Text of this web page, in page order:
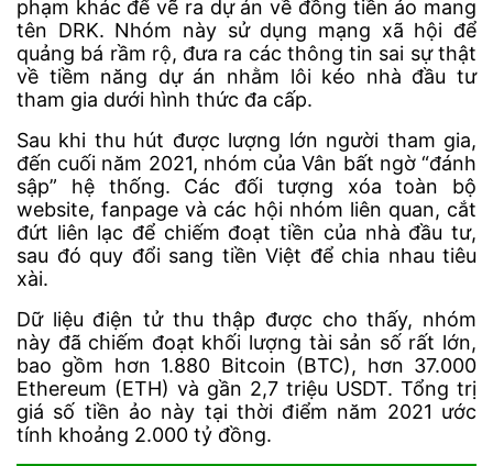
phạm khác để vẽ ra dự án về đồng tiền ảo mang
tên DRK. Nhóm này sử dụng mạng xã hội để
quảng bá rầm rộ, đưa ra các thông tin sai sự thật
về tiềm năng dự án nhằm lôi kéo nhà đầu tư
tham gia dưới hình thức đa cấp.
Sau khi thu hút được lượng lớn người tham gia,
đến cuối năm 2021, nhóm của Vân bất ngờ “đánh
sập” hệ thống. Các đối tượng xóa toàn bộ
website, fanpage và các hội nhóm liên quan, cắt
đứt liên lạc để chiếm đoạt tiền của nhà đầu tư,
sau đó quy đổi sang tiền Việt để chia nhau tiêu
xài.
Dữ liệu điện tử thu thập được cho thấy, nhóm
này đã chiếm đoạt khối lượng tài sản số rất lớn,
bao gồm hơn 1.880 Bitcoin (BTC), hơn 37.000
Ethereum (ETH) và gần 2,7 triệu USDT. Tổng trị
giá số tiền ảo này tại thời điểm năm 2021 ước
tính khoảng 2.000 tỷ đồng.